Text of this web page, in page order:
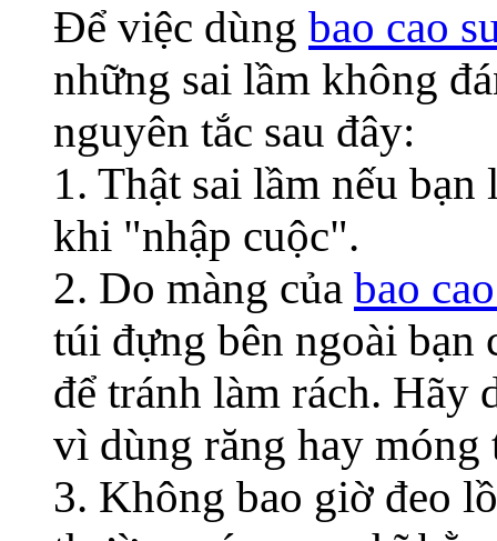
Để việc dùng bao cao
những sai lầm không
nguyên tắc sau đây:
1. Thật sai lầm nếu
khi "nhập cuộc".
2. Do màng của bao
túi đựng bên ngoài bạn
để tránh làm rách. Hãy
vì dùng răng hay móng
3. Không bao giờ đeo